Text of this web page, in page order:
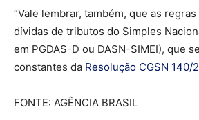
“Vale lembrar, também, que as
dívidas de tributos do Simples
em PGDAS-D ou DASN-SIMEI), que
constantes da Resolução CGSN 140/
FONTE: AGÊNCIA BRASIL